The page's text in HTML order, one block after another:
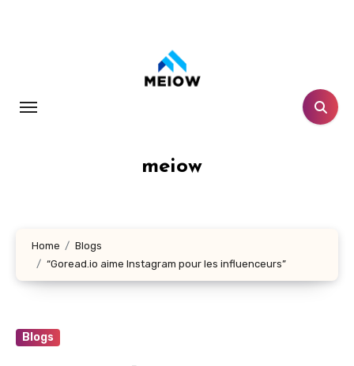
meiow
Home
Blogs
“Goread.io aime Instagram pour les influenceurs”
Blogs